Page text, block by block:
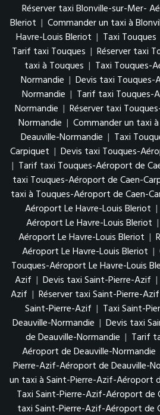
Réserver taxi Blonville-sur-Mer-
Bleriot | Commander un taxi à
Havre-Louis Bleriot | Taxi Touques
Tarif taxi Touques | Réserver taxi
taxi à Touques | Taxi Touques-
Normandie | Devis taxi Touques-
Normandie | Tarif taxi Touques-
Normandie | Réserver taxi
Normandie | Commander un taxi
Deauville-Normandie | Taxi
Carpiquet | Devis taxi Touques-
| Tarif taxi Touques-Aéroport de
taxi Touques-Aéroport de Caen-
taxi à Touques-Aéroport de Caen-
Aéroport Le Havre-Louis Bleriot |
Aéroport Le Havre-Louis Bleriot |
Aéroport Le Havre-Louis Bleriot |
Aéroport Le Havre-Louis Bleriot |
Touques-Aéroport Le Havre-Louis
Azif | Devis taxi Saint-Pierre-Azif |
Azif | Réserver taxi Saint-Pierre-Azif
Saint-Pierre-Azif | Taxi Saint-
Deauville-Normandie | Devis taxi
de Deauville-Normandie | Tarif
Aéroport de Deauville-Normandie
Pierre-Azif-Aéroport de Deauville-
un taxi à Saint-Pierre-Azif-Aéroport
Taxi Saint-Pierre-Azif-Aéroport de
taxi Saint-Pierre-Azif-Aéroport de